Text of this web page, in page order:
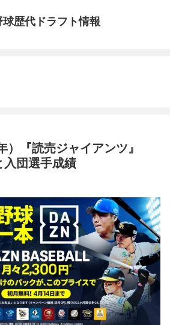
球歴代ドラフト情報
）『読売ジャイアンツ』
入団選手成績